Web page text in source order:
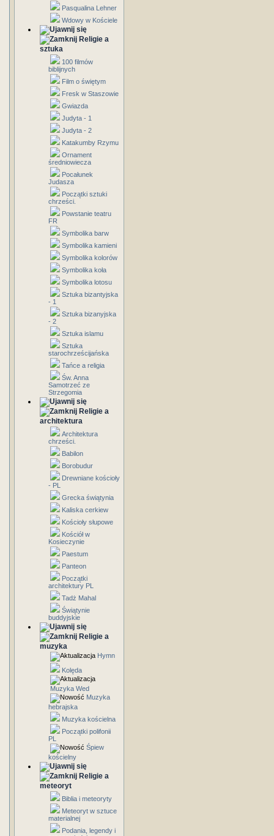
Pasqualina Lehner
Wdowy w Kościele
Religie a
sztuka
100 filmów
biblijnych
Film o świętym
Fresk w Staszowie
Gwiazda
Judyta - 1
Judyta - 2
Katakumby Rzymu
Ornament
średniowiecza
Pocałunek
Judasza
Początki sztuki
chrześci.
Powstanie teatru
FR
Symbolika barw
Symbolika kamieni
Symbolika kolorów
Symbolika koła
Symbolika lotosu
Sztuka bizantyjska
- 1
Sztuka bizanyjska
- 2
Sztuka islamu
Sztuka
starochrześcijańska
Tańce a religia
Św. Anna
Samotrzeć ze
Strzegomia
Religie a
architektura
Architektura
chrześci.
Babilon
Borobudur
Drewniane kościoły
- PL
Grecka świątynia
Kaliska cerkiew
Kościoły słupowe
Kościół w
Kosieczynie
Paestum
Panteon
Początki
architektury PL
Tadż Mahal
Świątynie
buddyjskie
Religie a
muzyka
Hymn
Kolęda
Muzyka Wed
Muzyka
hebrajska
Muzyka kościelna
Początki polifonii
PL
Śpiew
kościelny
Religie a
meteoryt
Biblia i meteoryty
Meteoryt w sztuce
materialnej
Podania, legendy i